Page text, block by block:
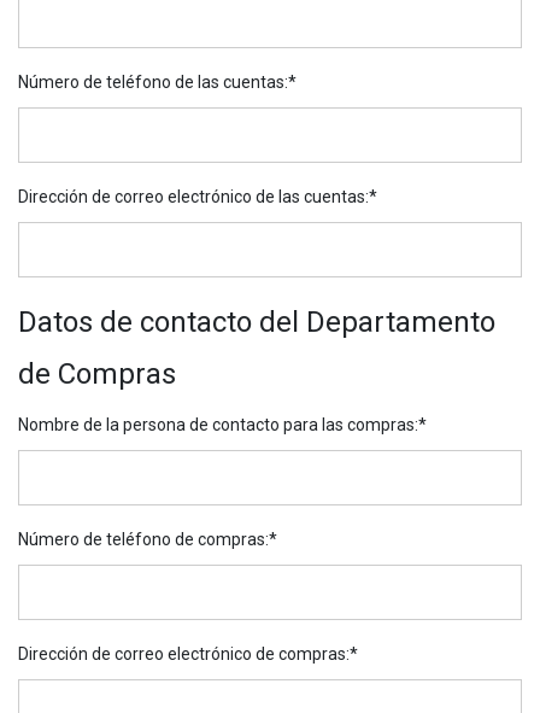
Número de teléfono de las cuentas:*
Dirección de correo electrónico de las cuentas:*
Datos de contacto del Departamento
de Compras
Nombre de la persona de contacto para las compras:*
Número de teléfono de compras:*
Dirección de correo electrónico de compras:*